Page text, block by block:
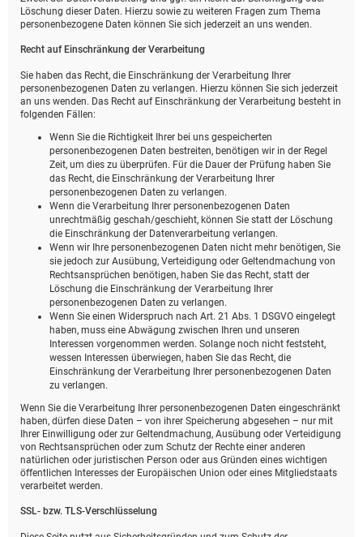
Löschung dieser Daten. Hierzu sowie zu weiteren Fragen zum Thema
personenbezogene Daten können Sie sich jederzeit an uns wenden.
Recht auf Einschränkung der Verarbeitung
Sie haben das Recht, die Einschränkung der Verarbeitung Ihrer
personenbezogenen Daten zu verlangen. Hierzu können Sie sich jederzeit
an uns wenden. Das Recht auf Einschränkung der Verarbeitung besteht in
folgenden Fällen:
Wenn Sie die Richtigkeit Ihrer bei uns gespeicherten
personenbezogenen Daten bestreiten, benötigen wir in der Regel
Zeit, um dies zu überprüfen. Für die Dauer der Prüfung haben Sie
das Recht, die Einschränkung der Verarbeitung Ihrer
personenbezogenen Daten zu verlangen.
Wenn die Verarbeitung Ihrer personenbezogenen Daten
unrechtmäßig geschah/geschieht, können Sie statt der Löschung
die Einschränkung der Datenverarbeitung verlangen.
Wenn wir Ihre personenbezogenen Daten nicht mehr benötigen, Sie
sie jedoch zur Ausübung, Verteidigung oder Geltendmachung von
Rechtsansprüchen benötigen, haben Sie das Recht, statt der
Löschung die Einschränkung der Verarbeitung Ihrer
personenbezogenen Daten zu verlangen.
Wenn Sie einen Widerspruch nach Art. 21 Abs. 1 DSGVO eingelegt
haben, muss eine Abwägung zwischen Ihren und unseren
Interessen vorgenommen werden. Solange noch nicht feststeht,
wessen Interessen überwiegen, haben Sie das Recht, die
Einschränkung der Verarbeitung Ihrer personenbezogenen Daten
zu verlangen.
Wenn Sie die Verarbeitung Ihrer personenbezogenen Daten eingeschränkt
haben, dürfen diese Daten – von ihrer Speicherung abgesehen – nur mit
Ihrer Einwilligung oder zur Geltendmachung, Ausübung oder Verteidigung
von Rechtsansprüchen oder zum Schutz der Rechte einer anderen
natürlichen oder juristischen Person oder aus Gründen eines wichtigen
öffentlichen Interesses der Europäischen Union oder eines Mitgliedstaats
verarbeitet werden.
SSL- bzw. TLS-Verschlüsselung